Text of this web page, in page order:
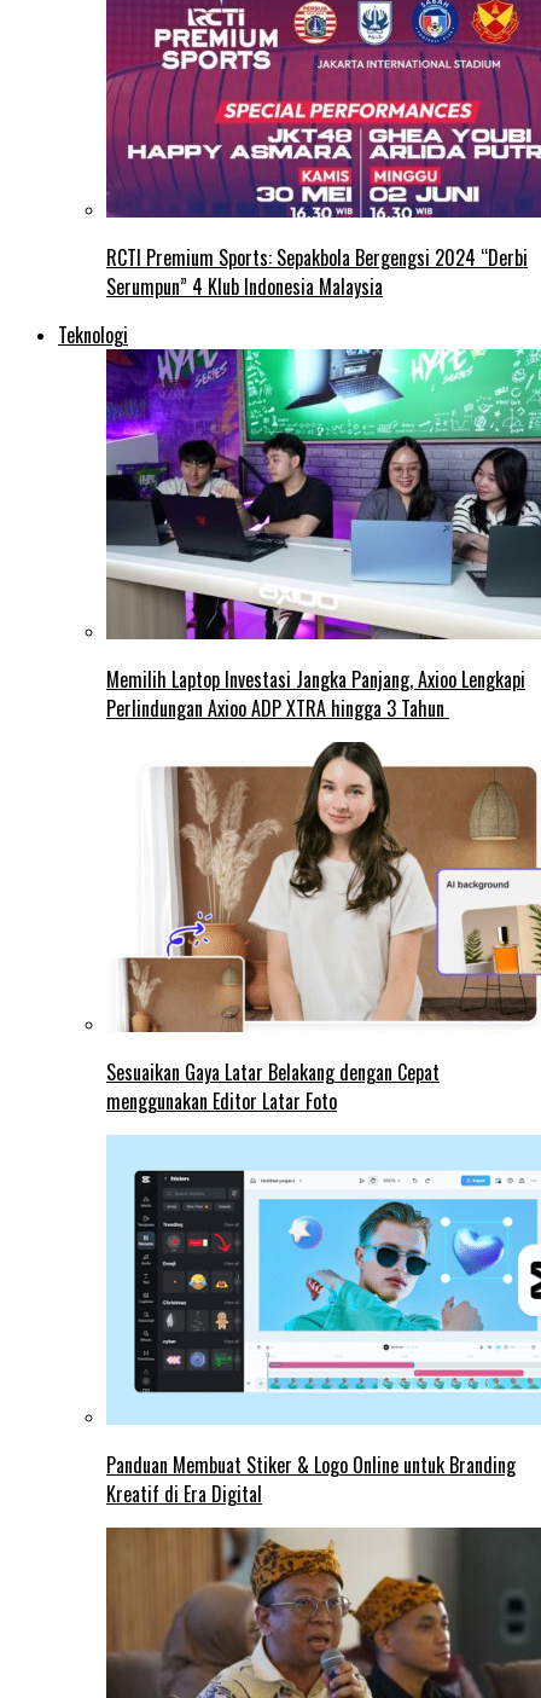
RCTI Premium Sports: Sepakbola Bergengsi 2024 “Derbi
Serumpun” 4 Klub Indonesia Malaysia
Teknologi
Memilih Laptop Investasi Jangka Panjang, Axioo Lengkapi
Perlindungan Axioo ADP XTRA hingga 3 Tahun
Sesuaikan Gaya Latar Belakang dengan Cepat
menggunakan Editor Latar Foto
Panduan Membuat Stiker & Logo Online untuk Branding
Kreatif di Era Digital